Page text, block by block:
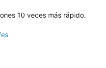
10 veces más rápido.